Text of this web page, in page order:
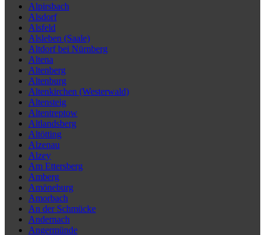
Alpirsbach
Alsdorf
Alsfeld
Alsleben (Saale)
Altdorf bei Nürnberg
Altena
Altenberg
Altenburg
Altenkirchen (Westerwald)
Altensteig
Altentreptow
Altlandsberg
Altötting
Alzenau
Alzey
Am Ettersberg
Amberg
Amöneburg
Amorbach
An der Schmücke
Andernach
Angermünde